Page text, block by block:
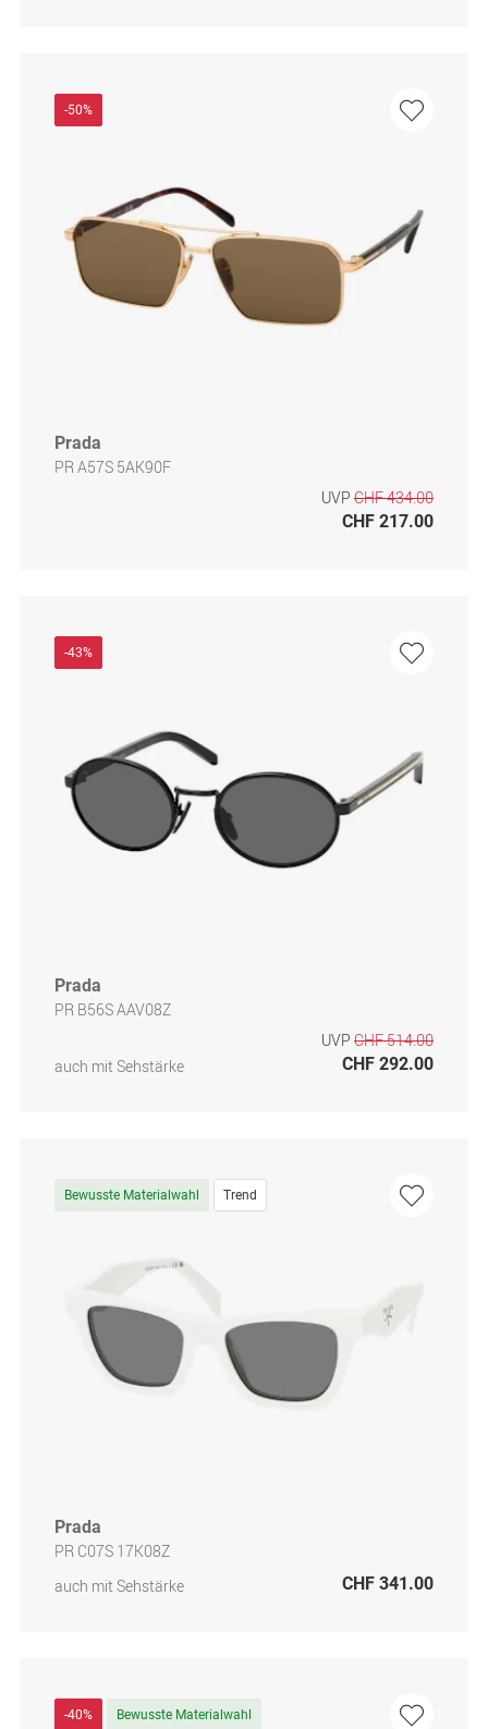
-50%
Prada
PR A57S 5AK90F
UVP CHF 434.00
CHF 217.00
-43%
Prada
PR B56S AAV08Z
auch mit Sehstärke
UVP CHF 514.00
CHF 292.00
Bewusste Materialwahl Trend
Prada
PR C07S 17K08Z
auch mit Sehstärke
CHF 341.00
-40% Bewusste Materialwahl